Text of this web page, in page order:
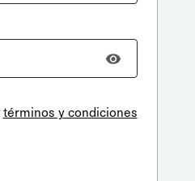
términos y condiciones